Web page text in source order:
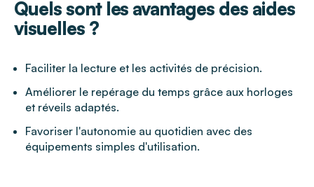
Quels sont les avantages des aides
visuelles ?
Faciliter la lecture et les activités de précision.
Améliorer le repérage du temps grâce aux horloges
et réveils adaptés.
Favoriser l'autonomie au quotidien avec des
équipements simples d'utilisation.